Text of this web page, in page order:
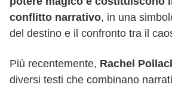
conflitto narrativo, in una
del destino e il confronto tra il
Più recentemente, Rachel
diversi testi che combinano